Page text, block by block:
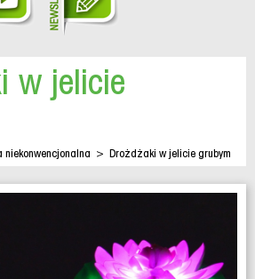
w jelicie
niekonwencjonalna > Drożdżaki w jelicie grubym